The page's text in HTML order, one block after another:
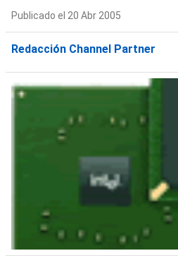
Publicado el 20 Abr 2005
Redacción Channel Partner